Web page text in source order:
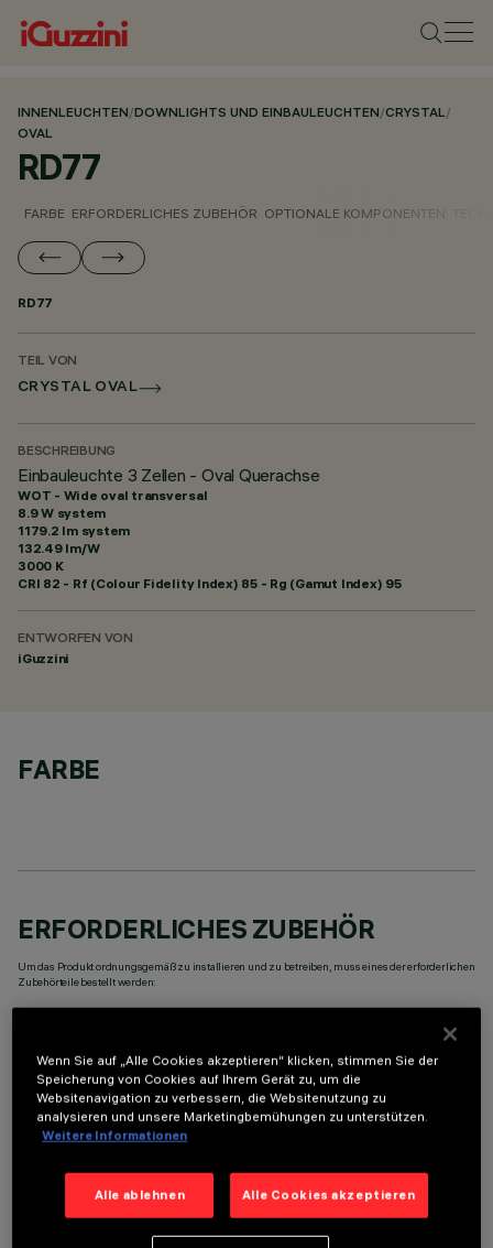
INNENLEUCHTEN/DOWNLIGHTS UND EINBAULEUCHTEN/CRYSTAL/
OVAL
RD77
FARBE ERFORDERLICHES ZUBEHÖR OPTIONALE KOMPONENTEN
RD77
TEIL VON
CRYSTAL OVAL
BESCHREIBUNG
Einbauleuchte 3 Zellen - Oval Querachse
WOT - Wide oval transversal
8.9 W system
1179.2 lm system
132.49 lm/W
3000 K
CRI 82 - Rf (Colour Fidelity Index) 85 - Rg (Gamut Index) 95
ENTWORFEN VON
iGuzzini
FARBE
ERFORDERLICHES ZUBEHÖR
Um das Produkt ordnungsgemäß zu installieren und zu betreiben, muss eines der erforderlichen
Zubehörteile bestellt werden:
OPTIONALE KOMPONENTEN
Wenn Sie auf „Alle Cookies akzeptieren“ klicken, stimmen Sie der
Speicherung von Cookies auf Ihrem Gerät zu, um die
Websitenavigation zu verbessern, die Websitenutzung zu
analysieren und unsere Marketingbemühungen zu unterstützen.
Weitere Informationen
Alle ablehnen Alle Cookies akzeptieren